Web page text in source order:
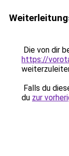
Die von dir
https://
Falls du
du zur